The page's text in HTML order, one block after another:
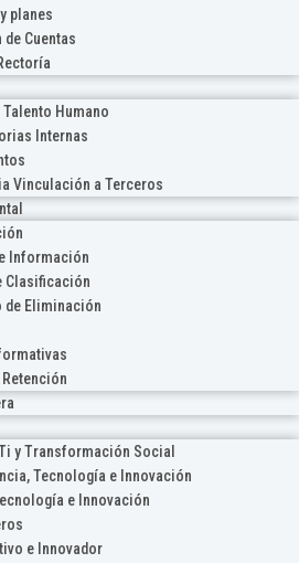
planes
de Cuentas
Humano
Internas
Vinculación a Terceros
Información
Clasificación
de Eliminación
y Transformación Social
Tecnología e Innovación
e Innovación
e Innovador